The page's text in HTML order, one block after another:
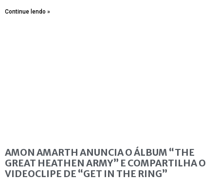
Continue lendo »
AMON AMARTH ANUNCIA O ÁLBUM “THE
GREAT HEATHEN ARMY” E COMPARTILHA O
VIDEOCLIPE DE “GET IN THE RING”